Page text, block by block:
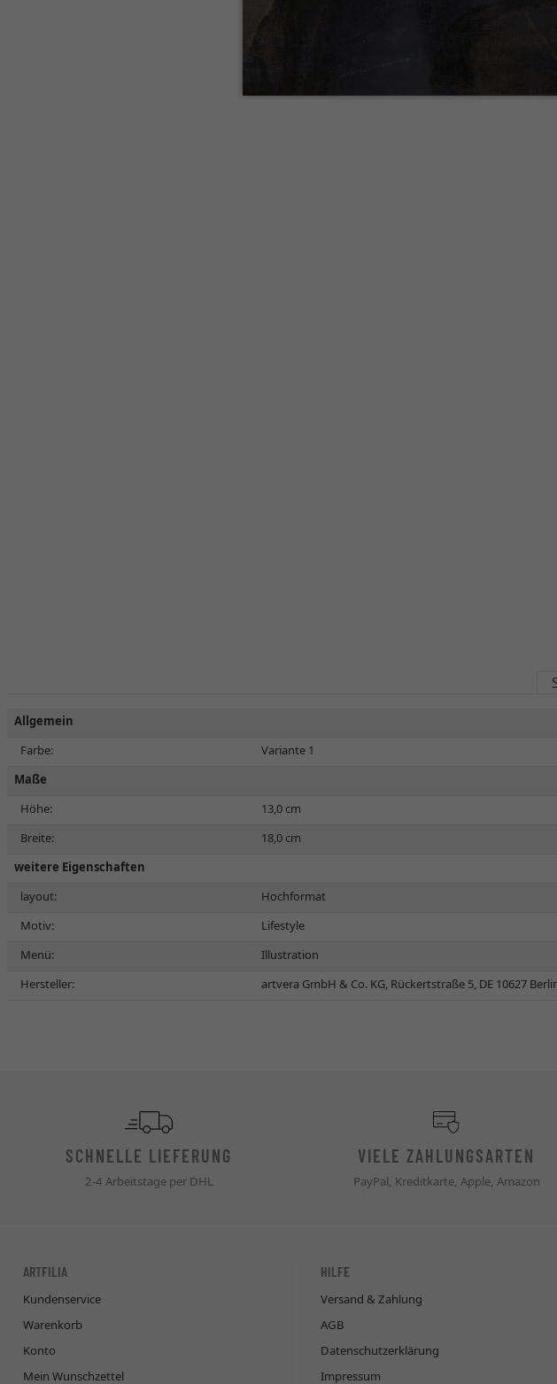
Allgemein
Farbe:
Variante 1
Maße
Höhe:
13,0 cm
Breite:
18,0 cm
weitere Eigenschaften
layout:
Hochformat
Motiv:
Lifestyle
Menü:
Illustration
Hersteller:
artvera GmbH & Co. KG, Rückertstraße 5, DE 10627
SCHNELLE LIEFERUNG
2-4 Arbeitstage per DHL
VIELE ZAHLUNGSARTEN
PayPal, Kreditkarte, Apple, Amazon
ARTFILIA
Kundenservice
Warenkorb
Konto
Mein Wunschzettel
HILFE
Versand & Zahlung
AGB
Datenschutzerklärung
Impressum